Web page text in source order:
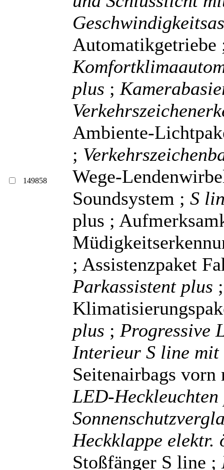
149858
plus ;
Ambiente-
;
Wege-
Soundsystem ; S
plus ;
; Assistenzpaket
Parkassistent plus
plus ; Progressive
Interieur S line mit
Seitenairbags
LED-
Heckklappe
Stoßfänger S line ;